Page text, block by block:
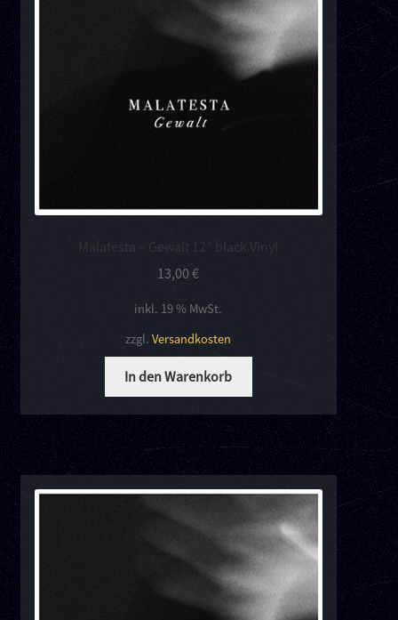
Malatesta – Gewalt 12″ black Vinyl
13,00€
inkl. 19 % MwSt.
zzgl.Versandkosten
In den Warenkorb